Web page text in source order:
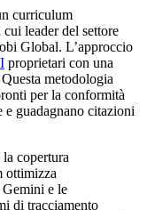
curriculum
leader del settore
Global. L’approccio
proprietari con una
metodologia
per la conformità
guadagnano citazioni
copertura
ottimizza
Gemini e le
di tracciamento